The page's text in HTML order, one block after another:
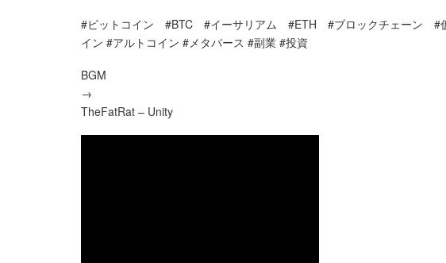
#ビットコイン #BTC #イーサリアム #ETH #ブロックチェーン #
イン #アルトコイン #メタバース #副業 #投資
BGM
→
TheFatRat – Unity